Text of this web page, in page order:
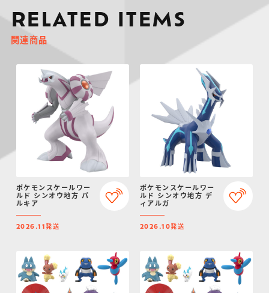
RELATED ITEMS
関連商品
ポケモンスケールワー
ルド シンオウ地方 パ
ルキア
2026.11発送
ポケモンスケールワー
ルド シンオウ地方 デ
ィアルガ
2026.10発送